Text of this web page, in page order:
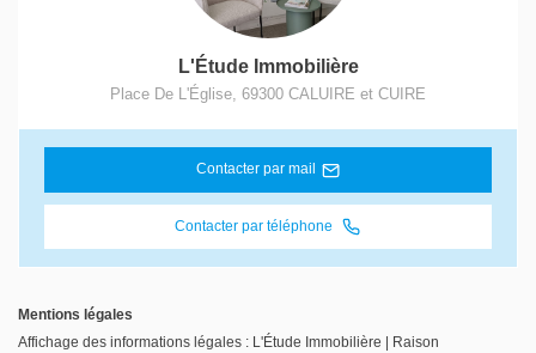
L'Étude Immobilière
Place De L'Église, 69300 CALUIRE et CUIRE
Contacter par mail
Contacter par téléphone
Mentions légales
Affichage des informations légales : L'Étude Immobilière | Raison